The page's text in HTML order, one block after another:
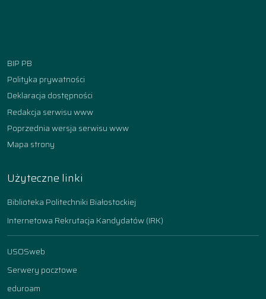
BIP PB
Polityka prywatności
Deklaracja dostępności
Redakcja serwisu www
Poprzednia wersja serwisu www
Mapa strony
Użyteczne linki
Biblioteka Politechniki Białostockiej
Internetowa Rekrutacja Kandydatów (IRK)
USOSweb
Serwery pocztowe
eduroam